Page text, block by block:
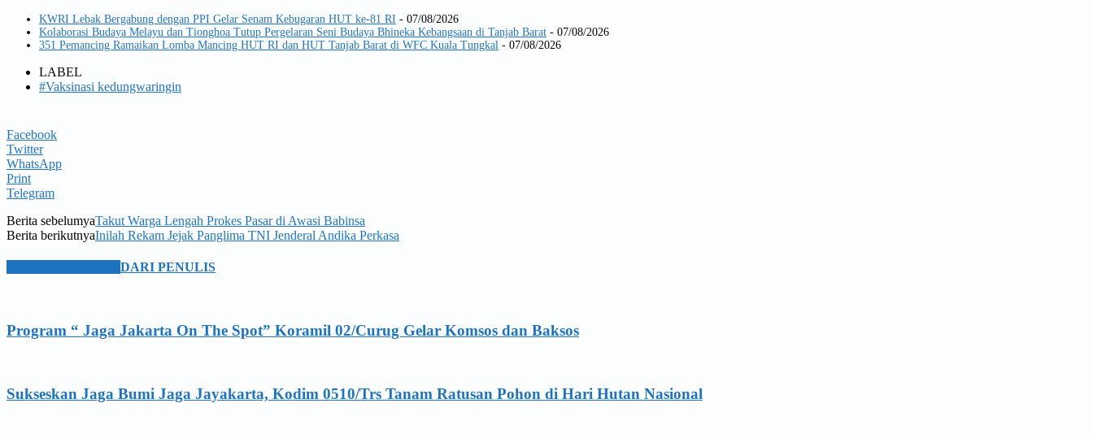
KWRI Lebak Bergabung dengan PPI Gelar Senam Kebugaran HUT ke-81 RI - 07/08/2026
Kolaborasi Budaya Melayu dan Tionghoa Tutup Pergelaran Seni Budaya Bhineka Kebangsaan di Tanjab Barat - 07/08/2026
351 Pemancing Ramaikan Lomba Mancing HUT RI dan HUT Tanjab Barat di WFC Kuala Tungkal - 07/08/2026
LABEL
#Vaksinasi kedungwaringin
Facebook
Twitter
WhatsApp
Print
Telegram
Berita sebelumyaTakut Warga Lengah Prokes Pasar di Awasi Babinsa
Berita berikutnyaInilah Rekam Jejak Panglima TNI Jenderal Andika Perkasa
DARI PENULIS
Program “ Jaga Jakarta On The Spot” Koramil 02/Curug Gelar Komsos dan Baksos
Sukseskan Jaga Bumi Jaga Jayakarta, Kodim 0510/Trs Tanam Ratusan Pohon di Hari Hutan Nasional